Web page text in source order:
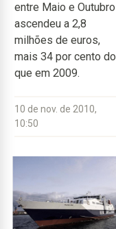
entre Maio e Outubro
ascendeu a 2,8
milhões de euros,
mais 34 por cento do
que em 2009.
10 de nov. de 2010,
10:50